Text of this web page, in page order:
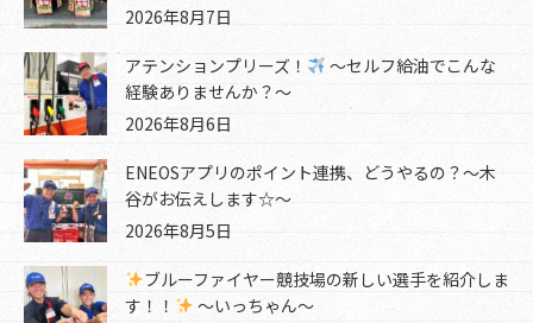
2026年8月7日
アテンションプリーズ！
～セルフ給油でこんな
経験ありませんか？～
2026年8月6日
ENEOSアプリのポイント連携、どうやるの？～木
谷がお伝えします☆～
2026年8月5日
ブルーファイヤー競技場の新しい選手を紹介しま
す！！
～いっちゃん～